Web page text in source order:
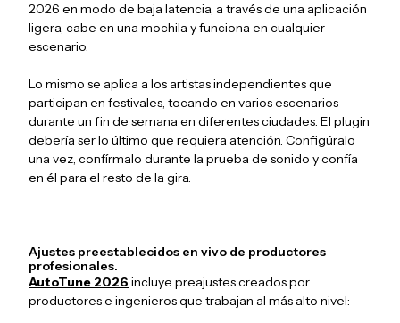
2026 en modo de baja latencia, a través de una aplicación
ligera, cabe en una mochila y funciona en cualquier
escenario.
Lo mismo se aplica a los artistas independientes que
participan en festivales, tocando en varios escenarios
durante un fin de semana en diferentes ciudades. El plugin
debería ser lo último que requiera atención. Configúralo
una vez, confírmalo durante la prueba de sonido y confía
en él para el resto de la gira.
Ajustes preestablecidos en vivo de productores
profesionales.
AutoTune 2026 incluye preajustes creados por
productores e ingenieros que trabajan al más alto nivel: